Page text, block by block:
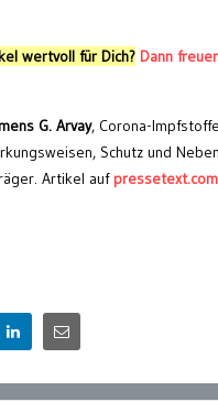
wertvoll für Dich? Dann
G. Arvay, Corona-
Schutz und
Artikel auf